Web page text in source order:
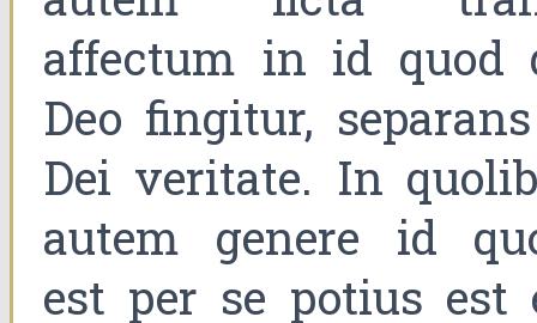
affectum in id quod
Deo fingitur,
Dei veritate. In
autem genere id
est per se potius est